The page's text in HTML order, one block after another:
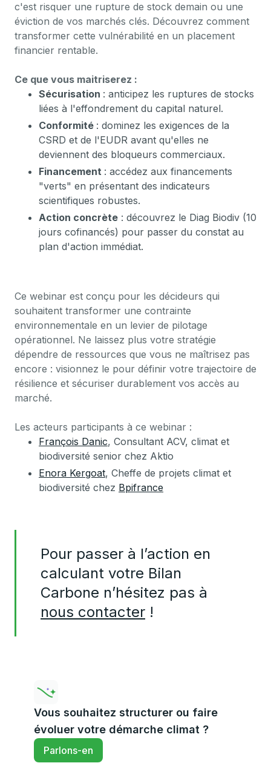
c'est risquer une rupture de stock demain ou une
éviction de vos marchés clés. Découvrez comment
transformer cette vulnérabilité en un placement
financier rentable.
Ce que vous maitriserez :
Sécurisation : anticipez les ruptures de stocks
liées à l'effondrement du capital naturel.
Conformité : dominez les exigences de la
CSRD et de l'EUDR avant qu'elles ne
deviennent des bloqueurs commerciaux.
Financement : accédez aux financements
"verts" en présentant des indicateurs
scientifiques robustes.
Action concrète : découvrez le Diag Biodiv (10
jours cofinancés) pour passer du constat au
plan d'action immédiat.
Ce webinar est conçu pour les décideurs qui
souhaitent transformer une contrainte
environnementale en un levier de pilotage
opérationnel. Ne laissez plus votre stratégie
dépendre de ressources que vous ne maîtrisez pas
encore : visionnez le pour définir votre trajectoire de
résilience et sécuriser durablement vos accès au
marché.
Les acteurs participants à ce webinar :
François Danic, Consultant ACV, climat et
biodiversité senior chez Aktio
Enora Kergoat, Cheffe de projets climat et
biodiversité chez Bpifrance
Pour passer à l’action en
calculant votre Bilan
Carbone n’hésitez pas à
nous contacter !
Vous souhaitez structurer ou faire
évoluer votre démarche climat ?
Parlons-en